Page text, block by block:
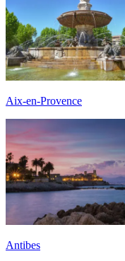
Aix-en-Provence
Antibes